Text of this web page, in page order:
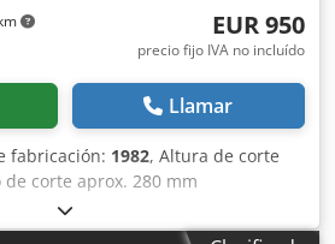
EUR 950
precio fijo IVA no incluído
Llamar
fabricación: 1982, Altura de corte
corte aprox. 280 mm
alto) 1500x700x1400 mm
Tipo Super 282 Construido en